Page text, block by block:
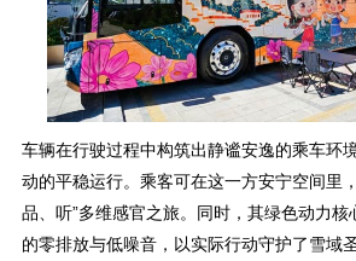
车辆在行驶过程中构筑出静谧安逸的乘车环
动的平稳运行。乘客可在这一方安宁空间里
品、听”多维感官之旅。同时，其绿色动力核
的零排放与低噪音，以实际行动守护了雪域